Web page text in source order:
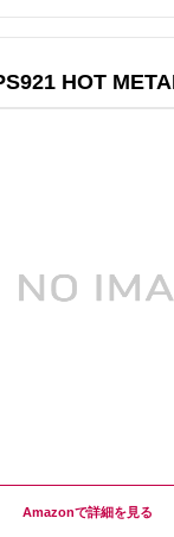
HOT
Amazon